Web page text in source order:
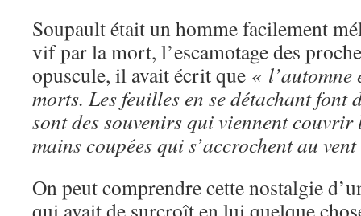
Soupault était un homme facilement
vif par la mort, l’escamotage des
opuscule, il avait écrit que « l’automne
morts. Les feuilles en se détachant font
sont des souvenirs qui viennent couvrir
mains coupées qui s’accrochent au
On peut comprendre cette nostalgie
qui avait de surcroît en lui quelque